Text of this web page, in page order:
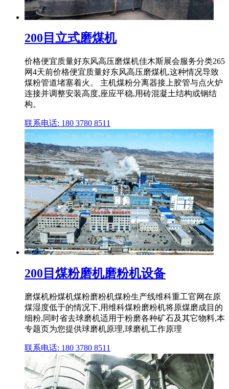
200目立式磨煤机
价格便宜质量好东风高压磨煤机佳木斯展会服务分类265
网4天前价格便宜质量好东风高压磨煤机,这种情况导致
煤粉管道堵塞着火。 主机煤粉分离器接上胶管与点火炉
连接并调整安装高度,座应平稳,用砖混凝土结构或钢结
构。
联系电话: 180 3780 8511
200目煤粉磨机磨粉机设备
磨煤机粉煤机煤粉磨粉机煤粉生产线维科重工官网在原
煤湿度低于的情况下,用维科煤粉磨粉机将原煤磨成目的
细粉,同时省去球磨机适用于粉磨各种矿石及其它物料,本
专题页为您提供球磨机原理,球磨机工作原理
联系电话: 180 3780 8511